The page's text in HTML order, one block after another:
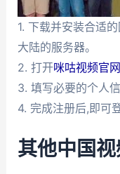
1. 下载并安装合适
大陆的服务器。
2. 打开咪咕视频官网
3. 填写必要的个人
4. 完成注册后,即可
其他中国